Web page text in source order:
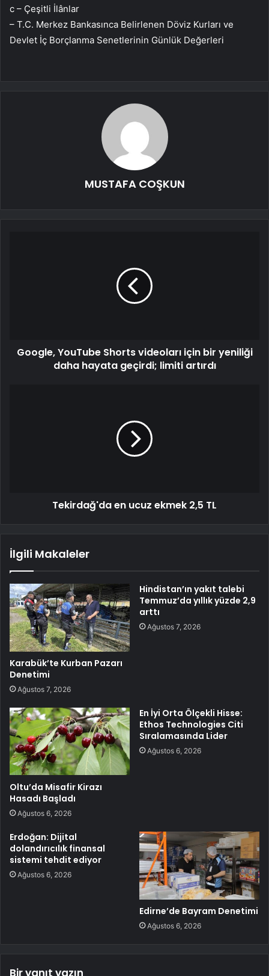
c – Çeşitli İlânlar
– T.C. Merkez Bankasınca Belirlenen Döviz Kurları ve
Devlet İç Borçlanma Senetlerinin Günlük Değerleri
MUSTAFA COŞKUN
Google, YouTube Shorts videoları için bir yeniliği
daha hayata geçirdi; limiti artırdı
Tekirdağ'da en ucuz ekmek 2,5 TL
İlgili Makaleler
Karabük’te Kurban Pazarı
Denetimi
Ağustos 7, 2026
Hindistan’ın yakıt talebi
Temmuz’da yıllık yüzde 2,9
arttı
Ağustos 7, 2026
Oltu’da Misafir Kirazı
Hasadı Başladı
Ağustos 6, 2026
En İyi Orta Ölçekli Hisse:
Ethos Technologies Citi
Sıralamasında Lider
Ağustos 6, 2026
Erdoğan: Dijital
dolandırıcılık finansal
sistemi tehdit ediyor
Ağustos 6, 2026
Edirne’de Bayram Denetimi
Ağustos 6, 2026
Bir yanıt yazın